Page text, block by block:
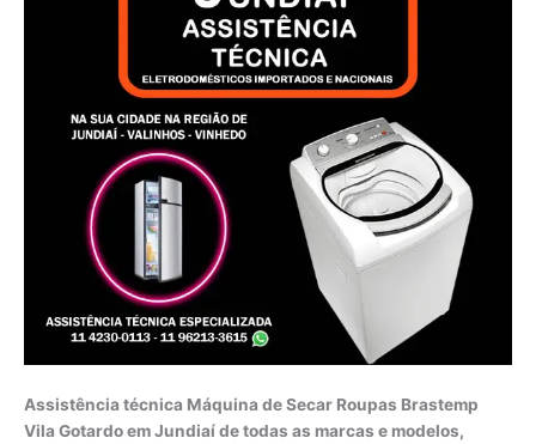
Assistência técnica Máquina de Secar Roupas Brastemp
Vila Gotardo em Jundiaí de todas as marcas e modelos,